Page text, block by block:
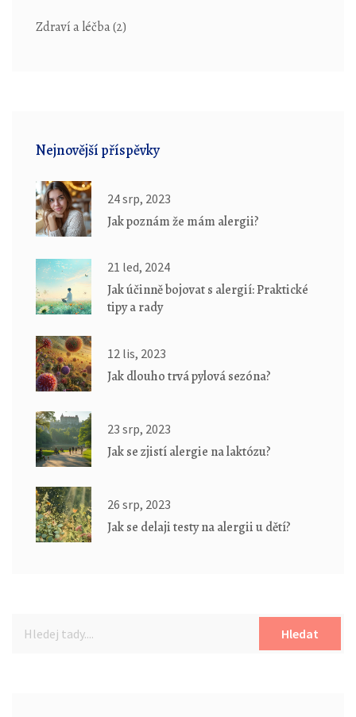
Zdraví a léčba(2)
Nejnovější příspěvky
24 srp, 2023
Jak poznám že mám alergii?
21 led, 2024
Jak účinně bojovat s alergií: Praktické
tipy a rady
12 lis, 2023
Jak dlouho trvá pylová sezóna?
23 srp, 2023
Jak se zjistí alergie na laktózu?
26 srp, 2023
Jak se delaji testy na alergii u dětí?
Hledat